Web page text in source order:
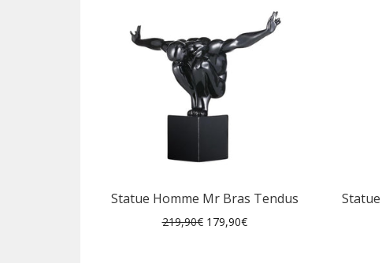
Statue Homme Mr Bras Tendus
Prix
219,90€ Prix
179,90€